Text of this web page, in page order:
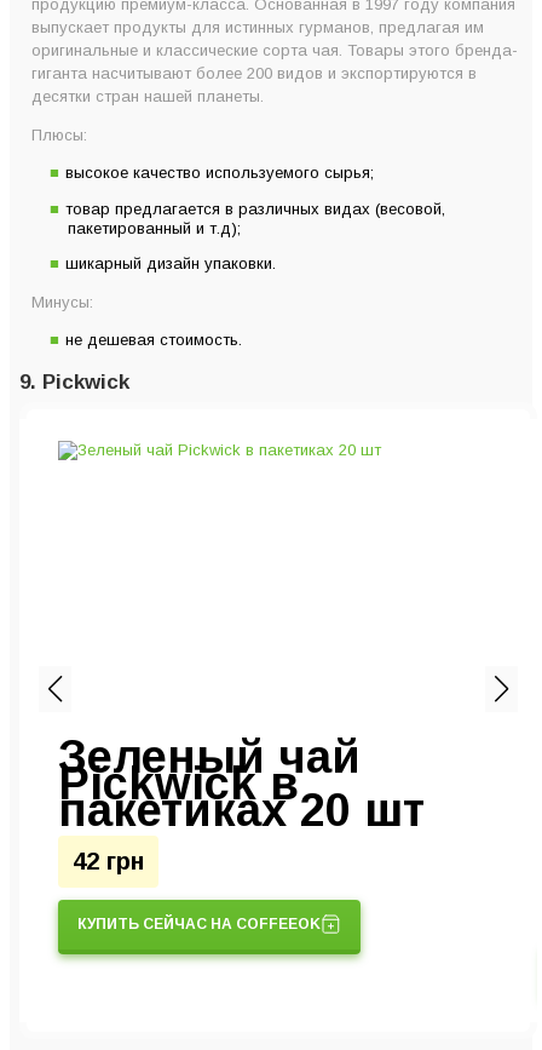
продукцию премиум-класса. Основанная в 1997 году компания
выпускает продукты для истинных гурманов, предлагая им
оригинальные и классические сорта чая. Товары этого бренда-
гиганта насчитывают более 200 видов и экспортируются в
десятки стран нашей планеты.
Плюсы:
высокое качество используемого сырья;
товар предлагается в различных видах (весовой,
пакетированный и т.д);
шикарный дизайн упаковки.
Минусы:
не дешевая стоимость.
9. Pickwick
Зеленый чай
Pickwick в
пакетиках 20 шт
42 грн
КУПИТЬ СЕЙЧАС НА COFFEEOK